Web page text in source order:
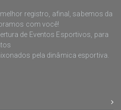
registro, afinal, sabemos da
com você!
de Eventos Esportivos, para
pela dinâmica esportiva.